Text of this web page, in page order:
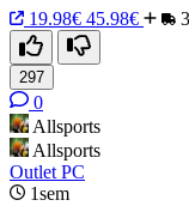
19.98€ 45.98€
297
0
Allsports
Allsports
Outlet PC
1sem